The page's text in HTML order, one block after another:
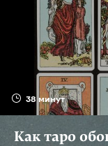
38 минут
Как таро